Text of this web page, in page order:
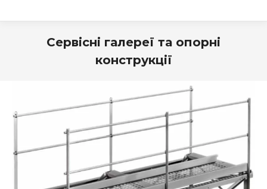
Сервісні галереї та опорні
конструкції